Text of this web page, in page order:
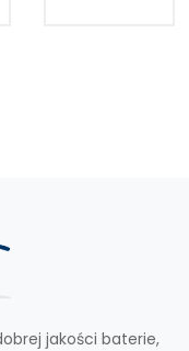
jakości baterie,